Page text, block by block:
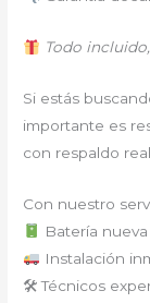
Todo
Si estás
importante es
con respaldo real.
Con nuestro
Batería
Instalación
🛠 Técnicos